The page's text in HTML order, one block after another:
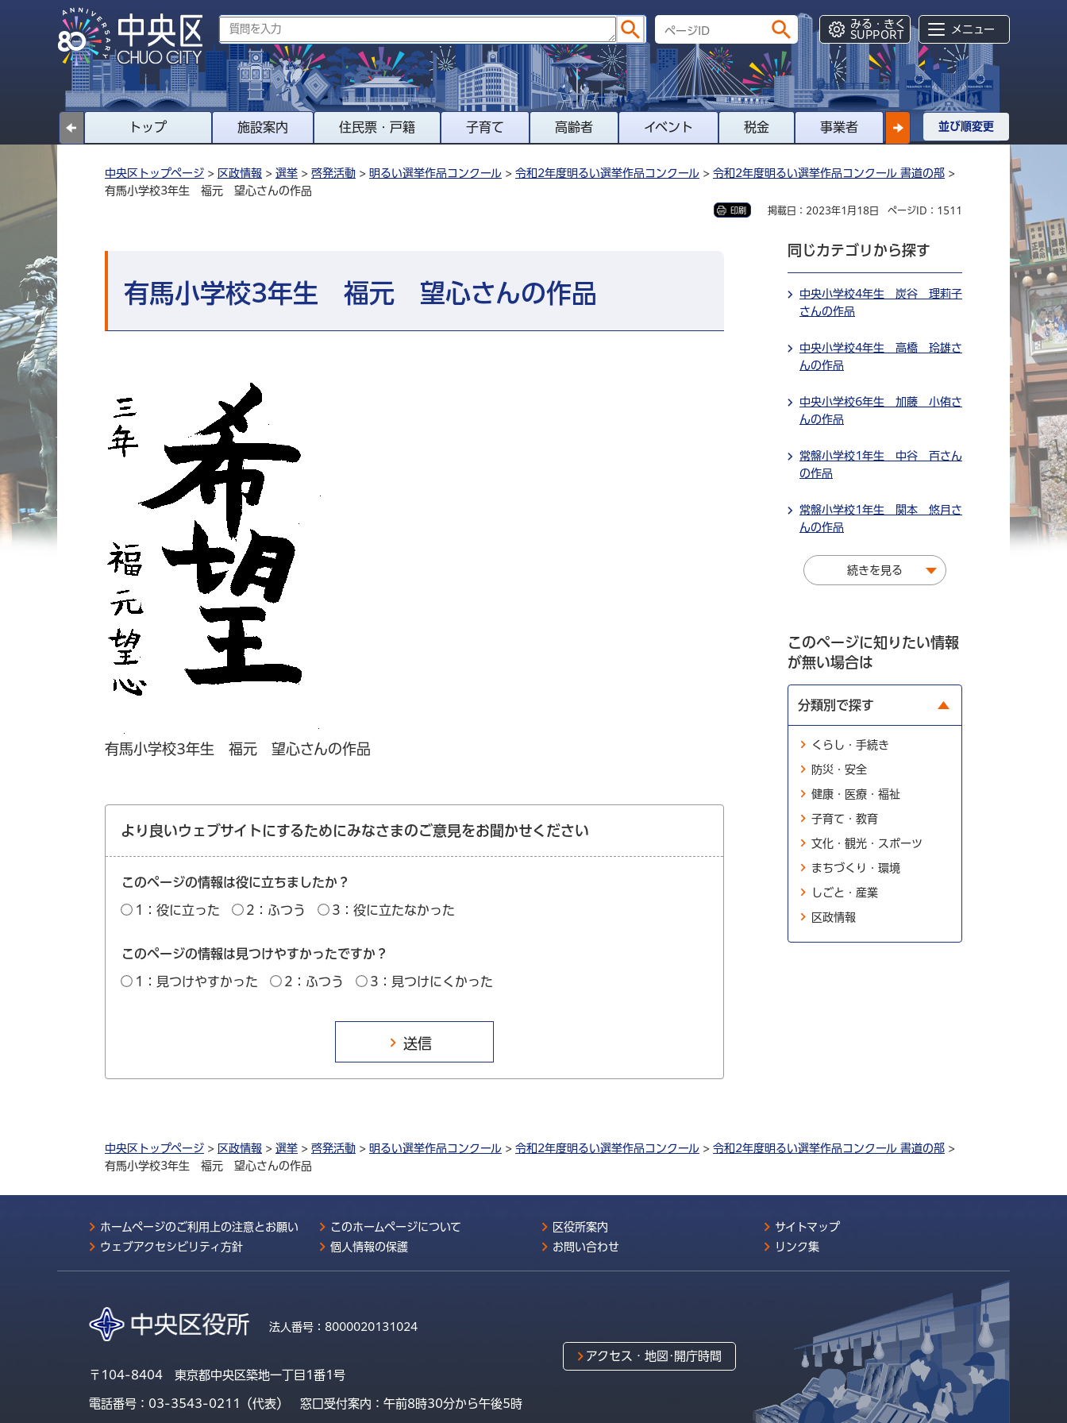
みる・きく
SUPPORT
メニュー
トップ 施設案内 住民票・戸籍 子育て 高齢者 イベント 税金 事業者 並び順変更
中央区トップページ > 区政情報 > 選挙 > 啓発活動 > 明るい選挙作品コンクール > 令和2年度明るい選挙作品コンクール > 令和2年度明るい選挙作品コンクール 書道の部 >
有馬小学校3年生 福元 望心さんの作品
印刷 掲載日：2023年1月18日 ページID：1511
有馬小学校3年生 福元 望心さんの作品
有馬小学校3年生 福元 望心さんの作品
より良いウェブサイトにするためにみなさまのご意見をお聞かせください
このページの情報は役に立ちましたか？
1：役に立った 2：ふつう 3：役に立たなかった
このページの情報は見つけやすかったですか？
1：見つけやすかった 2：ふつう 3：見つけにくかった
同じカテゴリから探す
中央小学校4年生 炭谷 理莉子
さんの作品
中央小学校4年生 高橋 玲雄さ
んの作品
中央小学校6年生 加藤 小侑さ
んの作品
常盤小学校1年生 中谷 百さん
の作品
常盤小学校1年生 関本 悠月さ
んの作品
続きを見る
このページに知りたい情報
が無い場合は
分類別で探す
くらし・手続き
防災・安全
健康・医療・福祉
子育て・教育
文化・観光・スポーツ
まちづくり・環境
しごと・産業
区政情報
中央区トップページ > 区政情報 > 選挙 > 啓発活動 > 明るい選挙作品コンクール > 令和2年度明るい選挙作品コンクール > 令和2年度明るい選挙作品コンクール 書道の部 >
有馬小学校3年生 福元 望心さんの作品
ホームページのご利用上の注意とお願い このホームページについて 区役所案内
サイトマップ
ウェブアクセシビリティ方針
個人情報の保護 お問い合わせ リンク集
法人番号： 8000020131024
〒104-8404 東京都中央区築地一丁目1番1号
電話番号：03-3543-0211（代表） 窓口受付案内：午前8時30分から午後5時
アクセス・地図･開庁時間